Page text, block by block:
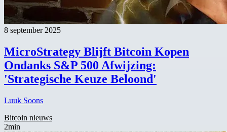
8 september 2025
MicroStrategy Blijft Bitcoin Kopen
Ondanks S&P 500 Afwijzing:
'Strategische Keuze Beloond'
Luuk Soons
Bitcoin nieuws
2min